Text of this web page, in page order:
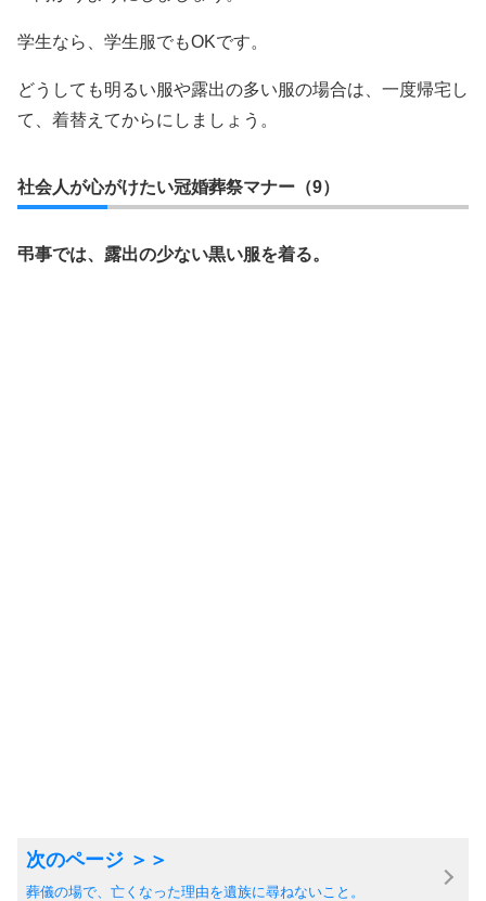
学生なら、学生服でもOKです。
どうしても明るい服や露出の多い服の場合は、一度帰宅し
て、着替えてからにしましょう。
社会人が心がけたい冠婚葬祭マナー（9）
弔事では、露出の少ない黒い服を着る。
葬儀の場で、亡くなった理由を遺族に尋ねないこと。